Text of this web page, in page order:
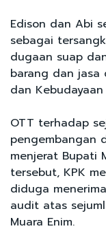
Edison dan Abi
sebagai
dugaan suap
barang dan jasa
dan Kebudayaan
OTT terhadap
pengembangan
menjerat Bupati
tersebut, KPK
diduga
audit atas
Muara Enim.